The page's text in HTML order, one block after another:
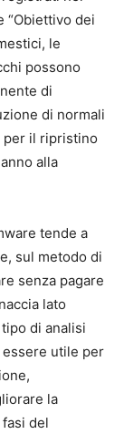
“Obiettivo dei
le
possono
di
di normali
per il ripristino
alla
tende a
sul metodo di
senza pagare
lato
di analisi
utile per
la
del